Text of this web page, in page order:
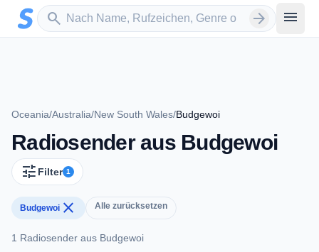
Zum Hauptinhalt springen
search
Sender suchen arrow_forward menu
Oceania/Australia/New South Wales/Budgewoi
Radiosender aus Budgewoi
tune Filter 1
Budgewoi close Alle zurücksetzen
1 Radiosender aus Budgewoi